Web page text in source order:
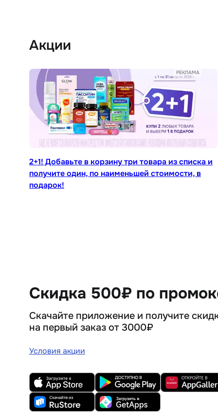
Акции
2+1! Добавьте в корзину три товара из списка и
получите один, по наименьшей стоимости, в
подарок!
РЕКЛАМА
Скидка 500₽ по
Скачайте приложение и получите
на первый заказ от 3000₽
Условия акции